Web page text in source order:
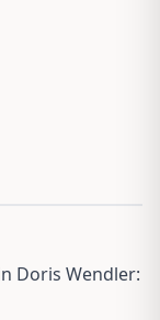
Doris Wendler: